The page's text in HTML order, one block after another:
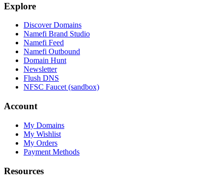
Explore
Discover Domains
Namefi Brand Studio
Namefi Feed
Namefi Outbound
Domain Hunt
Newsletter
Flush DNS
NFSC Faucet (sandbox)
Account
My Domains
My Wishlist
My Orders
Payment Methods
Resources